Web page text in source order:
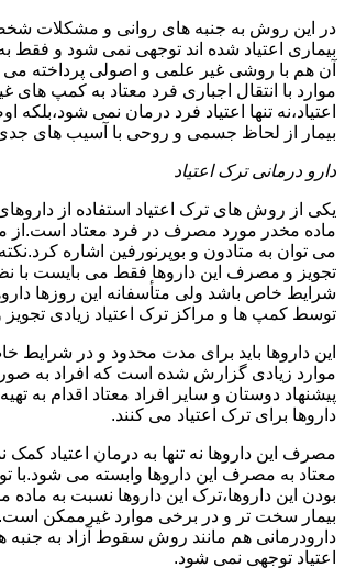
در این روش به جنبه های روانی و مشکلات
بیماری اعتیاد شده اند توجهی نمی شود و فقط
آن هم با روشی غیر علمی و اصولی پرداخته
موارد با انتقال اجباری فرد معتاد به کمپ های
اعتیاد،نه تنها اعتیاد فرد درمان نمی شود،بلکه
بیمار از لحاظ جسمی و روحی با آسیب های
دارو درمانی ترک اعتیاد
یکی از روش های ترک اعتیاد استفاده از
ماده مخدر مورد مصرف در فرد معتاد است.از
می توان به متادون و بوپرنورفین اشاره
تجویز و مصرف این داروها فقط می بایست با
شرایط خاص باشد ولی متأسفانه این روزها
توسط کمپ ها و مراکز ترک اعتیاد زیادی
این داروها باید برای مدت محدود و در شرایط
موارد زیادی گزارش شده است که افراد به
پیشنهاد دوستان و سایر افراد معتاد اقدام به
داروها برای ترک اعتیاد می کنند.
مصرف این داروها نه تنها به درمان اعتیاد کمک
معتاد به مصرف این داروها وابسته می شود.با
بودن این داروها،ترک این داروها نسبت به
بیمار سخت تر و در برخی موارد غیرممکن
دارودرمانی هم مانند روش سقوط آزاد به جنبه
اعتیاد توجهی نمی شود.